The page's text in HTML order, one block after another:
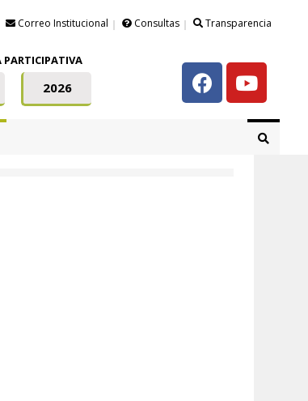
Correo Institucional Consultas Transparencia
PARTICIPATIVA
2026